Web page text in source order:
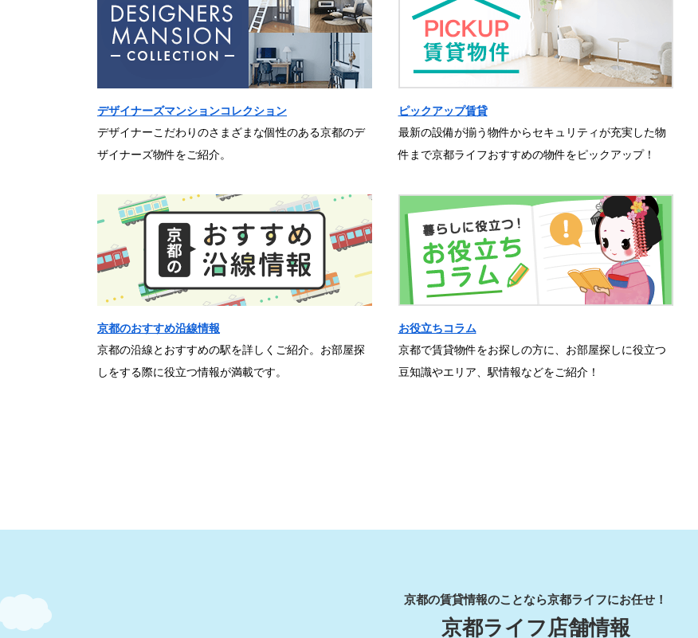
デザイナーズマンションコレクション
デザイナーこだわりのさまざまな個性のある京都のデ
ザイナーズ物件をご紹介。
ピックアップ賃貸
最新の設備が揃う物件からセキュリティが充実した物
件まで京都ライフおすすめの物件をピックアップ！
京都のおすすめ沿線情報
京都の沿線とおすすめの駅を詳しくご紹介。お部屋探
しをする際に役立つ情報が満載です。
お役立ちコラム
京都で賃貸物件をお探しの方に、お部屋探しに役立つ
豆知識やエリア、駅情報などをご紹介！
京都の賃貸情報のことなら京都ライフにお任せ！
京都ライフ店舗情報